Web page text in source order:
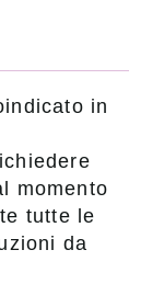
in
momento
tutte le
da